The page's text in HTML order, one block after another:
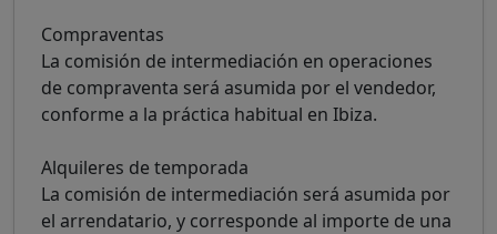
Compraventas
La comisión de intermediación en operaciones
de compraventa será asumida por el vendedor,
conforme a la práctica habitual en Ibiza.
Alquileres de temporada
La comisión de intermediación será asumida por
el arrendatario, y corresponde al importe de una